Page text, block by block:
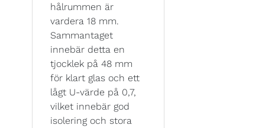
hålrummen är
vardera 18 mm.
Sammantaget
innebär detta en
tjocklek på 48 mm
för klart glas och ett
lågt U-värde på 0,7,
vilket innebär god
isolering och stora